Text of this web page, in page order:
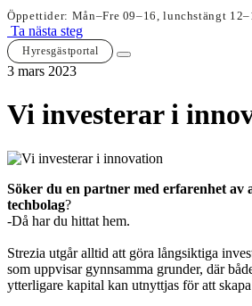
Öppettider: Mån–Fre 09–16, lunchstängt
Ta nästa steg
Hyresgästportal
3 mars 2023
Vi investerar i
Söker du en partner med erfarenhet av
techbolag?
-Då har du hittat hem.
Strezia utgår alltid att göra långsiktiga
som uppvisar gynnsamma grunder, där
ytterligare kapital kan utnyttjas för att